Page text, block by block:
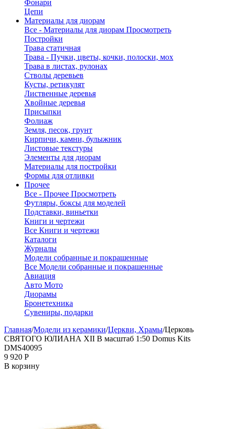
Фонари
Цепи
Материалы для диорам
Все - Материалы для диорам Просмотреть
Постройки
Трава статичная
Трава - Пучки, цветы, кочки, полоски, мох
Трава в листах, рулонах
Стволы деревьев
Кусты, ретикулят
Лиственные деревья
Хвойные деревья
Присыпки
Фолиаж
Земля, песок, грунт
Кирпичи, камни, булыжник
Листовые текстуры
Элементы для диорам
Материалы для постройки
Формы для отливки
Прочее
Все - Прочее Просмотреть
Футляры, боксы для моделей
Подставки, виньетки
Книги и чертежи
Все Книги и чертежи
Каталоги
Журналы
Модели собранные и покрашенные
Все Модели собранные и покрашенные
Авиация
Авто Мото
Диорамы
Бронетехника
Сувениры, подарки
Главная/Модели из керамики/Церкви, Храмы/Церковь
СВЯТОГО ЮЛИАНА XII В масштаб 1:50 Domus Kits
DMS40095
9 920 Р
В корзину